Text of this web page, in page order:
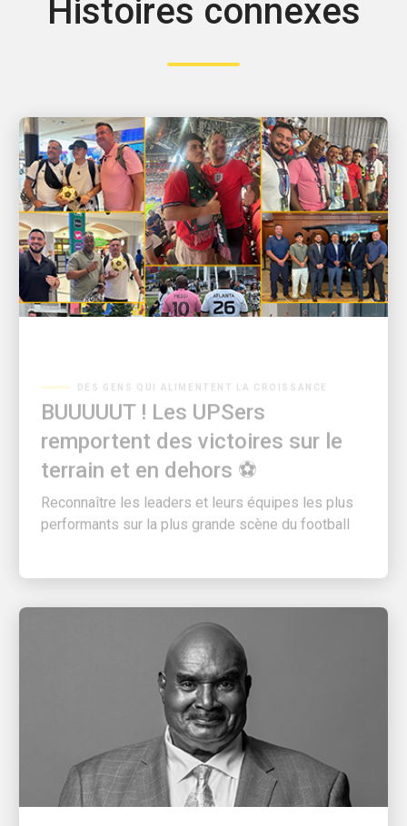
Histoires connexes
BUUUUUT ! Les UPSers
remportent des victoires sur le
terrain et en dehors ⚽
Reconnaître les leaders et leurs équipes les plus
performants sur la plus grande scène du football